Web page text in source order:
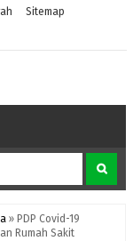
Sitemap
» PDP Covid-19
Rumah Sakit